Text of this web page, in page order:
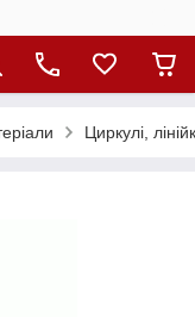
Циркулі,